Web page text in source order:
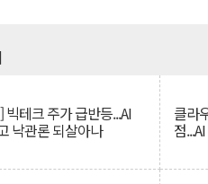
빅테크 주가 급반등...AI
낙관론 되살아나
클라
점